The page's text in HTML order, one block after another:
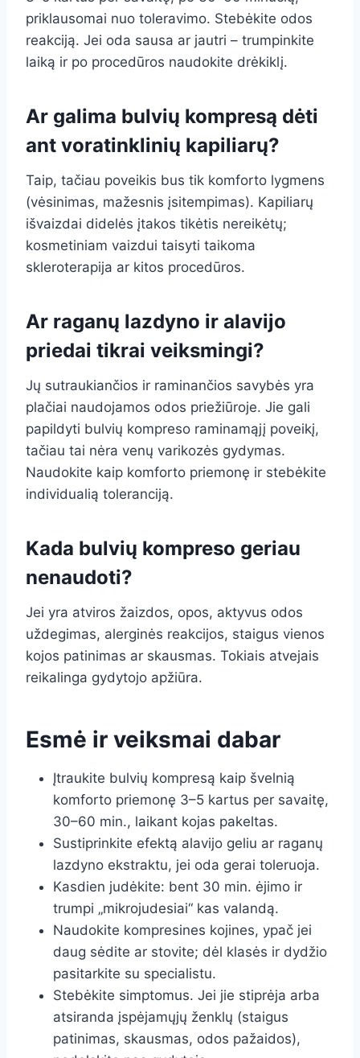
priklausomai nuo toleravimo. Stebėkite odos
reakciją. Jei oda sausa ar jautri – trumpinkite
laiką ir po procedūros naudokite drėkiklį.
Ar galima bulvių kompresą dėti
ant voratinklinių kapiliarų?
Taip, tačiau poveikis bus tik komforto lygmens
(vėsinimas, mažesnis įsitempimas). Kapiliarų
išvaizdai didelės įtakos tikėtis nereikėtų;
kosmetiniam vaizdui taisyti taikoma
skleroterapija ar kitos procedūros.
Ar raganų lazdyno ir alavijo
priedai tikrai veiksmingi?
Jų sutraukiančios ir raminančios savybės yra
plačiai naudojamos odos priežiūroje. Jie gali
papildyti bulvių kompreso raminamąjį poveikį,
tačiau tai nėra venų varikozės gydymas.
Naudokite kaip komforto priemonę ir stebėkite
individualią toleranciją.
Kada bulvių kompreso geriau
nenaudoti?
Jei yra atviros žaizdos, opos, aktyvus odos
uždegimas, alerginės reakcijos, staigus vienos
kojos patinimas ar skausmas. Tokiais atvejais
reikalinga gydytojo apžiūra.
Esmė ir veiksmai dabar
Įtraukite bulvių kompresą kaip švelnią
komforto priemonę 3–5 kartus per savaitę,
30–60 min., laikant kojas pakeltas.
Sustiprinkite efektą alavijo geliu ar raganų
lazdyno ekstraktu, jei oda gerai toleruoja.
Kasdien judėkite: bent 30 min. ėjimo ir
trumpi „mikrojudesiai“ kas valandą.
Naudokite kompresines kojines, ypač jei
daug sėdite ar stovite; dėl klasės ir dydžio
pasitarkite su specialistu.
Stebėkite simptomus. Jei jie stiprėja arba
atsiranda įspėjamųjų ženklų (staigus
patinimas, skausmas, odos pažaidos),